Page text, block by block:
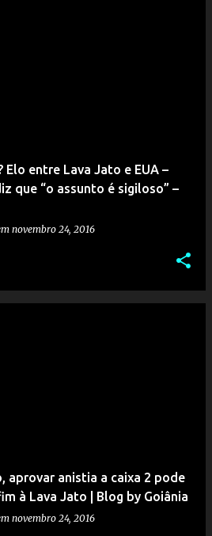
Elo entre Lava Jato e EUA –
que “o assunto é sigiloso” –
novembro 24, 2016
aprovar anistia a caixa 2 pode
à Lava Jato | Blog by Goiânia
novembro 24, 2016